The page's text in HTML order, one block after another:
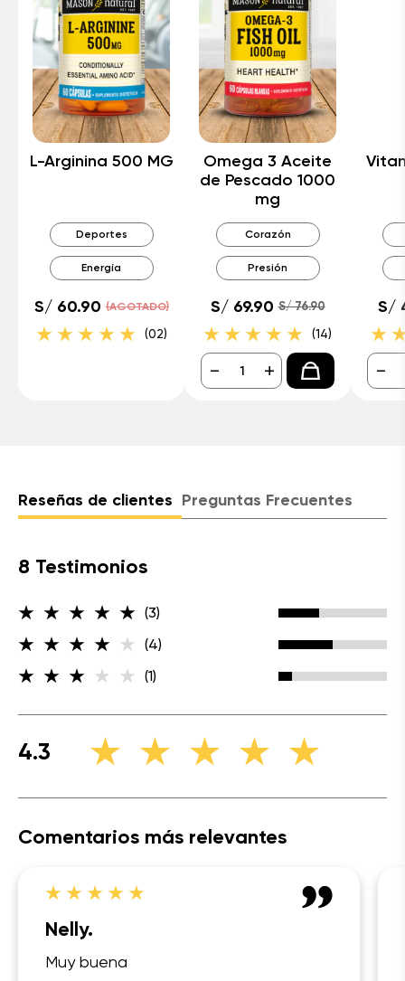
L-Arginina 500 MG
Deportes
Energía
S/ 60.90 (AGOTADO)
(02)
Omega 3 Aceite
de Pescado 1000
mg
Corazón
Presión
S/ 69.90 S/ 76.90
(14)
- +
S/
-
Reseñas de clientes Preguntas Frecuentes
8 Testimonios
(3)
(4)
(1)
4.3
Comentarios más relevantes
Nelly.
Muy buena